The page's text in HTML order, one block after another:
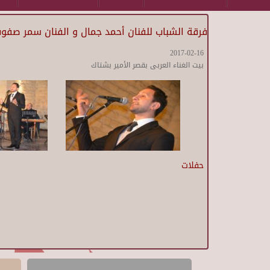
فرقة الشباب للفنان أحمد جمال و الفنان سمر
2017-02-16
بيت الغناء العربى بقصر الأمير بشتاك
حفلات